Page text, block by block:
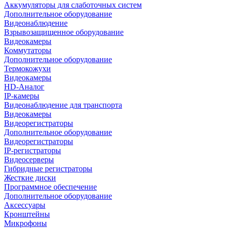
Аккумуляторы для слаботочных систем
Дополнительное оборудование
Видеонаблюдение
Взрывозащищенное оборудование
Видеокамеры
Коммутаторы
Дополнительное оборудование
Термокожухи
Видеокамеры
HD-Аналог
IP-камеры
Видеонаблюдение для транспорта
Видеокамеры
Видеорегистраторы
Дополнительное оборудование
Видеорегистраторы
IP-регистраторы
Видеосерверы
Гибридные регистраторы
Жесткие диски
Программное обеспечение
Дополнительное оборудование
Аксессуары
Кронштейны
Микрофоны